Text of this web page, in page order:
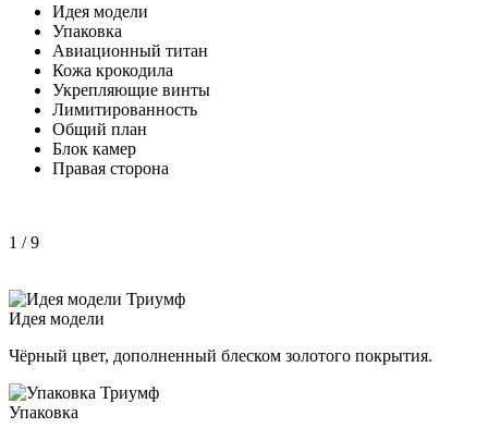
Идея модели
Упаковка
Авиационный титан
Кожа крокодила
Укрепляющие винты
Лимитированность
Общий план
Блок камер
Правая сторона
1 / 9
Идея модели
Чёрный цвет, дополненный блеском золотого покрытия.
Упаковка